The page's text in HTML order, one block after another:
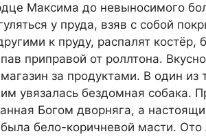
Максима до невыносимого
у пруда, взяв с собой
к пруду, распалят костёр,
приправой от роллтона.
за продуктами. В один из
увязалась бездомная собака.
Богом дворняга, а
бело-коричневой масти. Ото